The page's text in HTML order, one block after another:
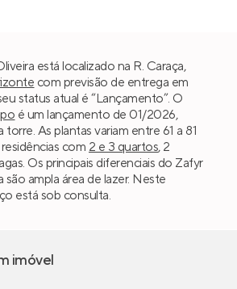
está localizado na R. Caraça,
com previsão de entrega em
status atual é “Lançamento”. O
é um lançamento de 01/2026,
As plantas variam entre 61 a 81
com 2 e 3 quartos, 2
Os principais diferenciais do Zafyr
ampla área de lazer. Neste
está sob consulta.
imóvel